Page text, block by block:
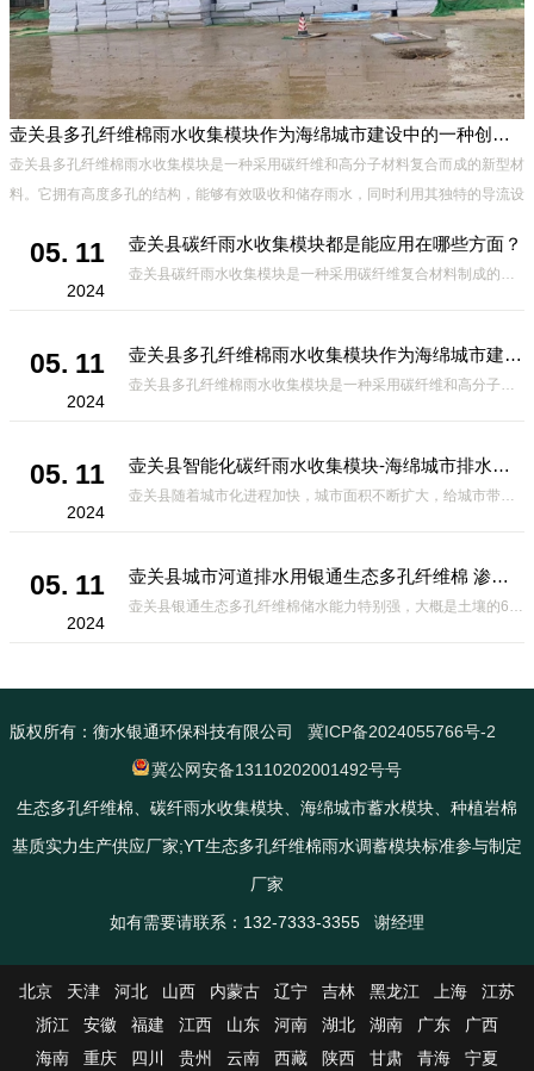
壶关县多孔纤维棉雨水收集模块作为海绵城市建设中的一种创新材料
壶关县多孔纤维棉雨水收集模块是一种采用碳纤维和高分子材料复合而成的新型材
料。它拥有高度多孔的结构，能够有效吸收和储存雨水，同时利用其独特的导流设
05. 11
2024
壶关县碳纤雨水收集模块都是能应用在哪些方面？
壶关县碳纤雨水收集模块是一种采用碳纤维复合材料制成的雨水收集装置，具有*、环保、可持续等诸多优点。这种模块的设计独特，结构轻巧且强度高，耐腐蚀，能够在各种环境条件下稳定运行。其广泛的应用领域不仅体现在城市规
05. 11
2024
壶关县多孔纤维棉雨水收集模块作为海绵城市建设中的一种创新材料
壶关县多孔纤维棉雨水收集模块是一种采用碳纤维和高分子材料复合而成的新型材料。它拥有高度多孔的结构，能够有效吸收和储存雨水，同时利用其独特的导流设计，将雨水迅速排出，有效防止城市内涝的发生。此外，该材料还具有
05. 11
2024
壶关县智能化碳纤雨水收集模块-海绵城市排水蓄水系统的优选项
壶关县随着城市化进程加快，城市面积不断扩大，给城市带来的问题也随之增加。其中之一就是水资源的短缺。雨水收集是一种解决城市水资源短缺的有效途径。在雨水收集技术中，智能化碳纤雨水收集模块的出现，为解决城市水资源
05. 11
2024
壶关县城市河道排水用银通生态多孔纤维棉 渗透性好重量轻
壶关县银通生态多孔纤维棉储水能力特别强，大概是土壤的6倍，所以在下暴雨或者是严重的雨雪天气时，能将降水量很好的吸收掉，到了天气晴朗之后又会将这些水分蒸发到空气中。这种材料在绿化环保上能起到很大的作用，能够大
版权所有：衡水银通环保科技有限公司
冀ICP备2024055766号-2
冀公网安备13110202001492号号
生态多孔纤维棉、碳纤雨水收集模块、海绵城市蓄水模块、种植岩棉
基质实力生产供应厂家;YT生态多孔纤维棉雨水调蓄模块标准参与制定
厂家
如有需要请联系：132-7333-3355 谢经理
北京 天津 河北 山西 内蒙古 辽宁 吉林 黑龙江 上海
江苏
浙江
安徽 福建 江西 山东 河南 湖北 湖南 广东
广西
海南
重庆 四川 贵州 云南 西藏 陕西 甘肃 青海 宁夏